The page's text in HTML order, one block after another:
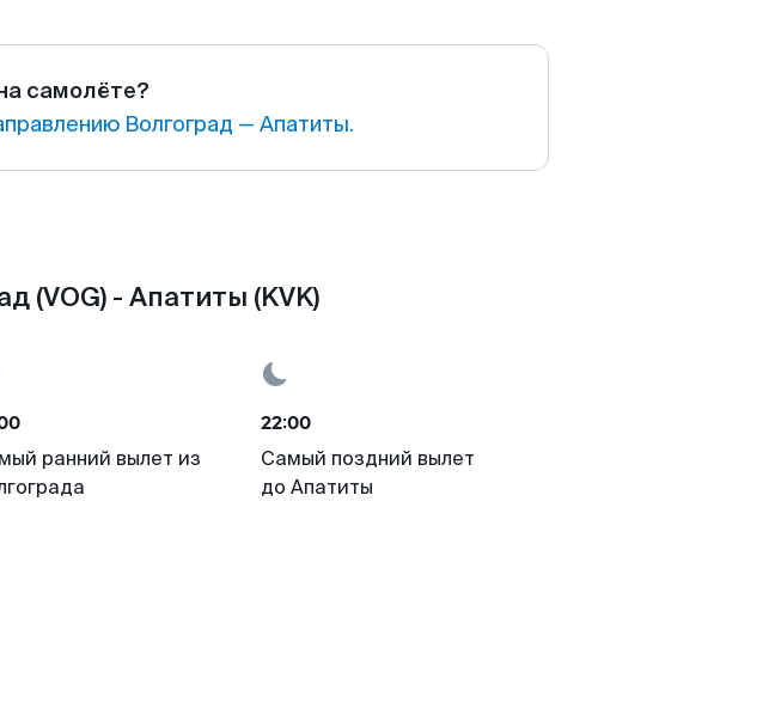
самолёте?
Волгоград — Апатиты.
(VOG) - Апатиты (KVK)
ранний вылет из
22:00
Самый поздний вылет
до Апатиты